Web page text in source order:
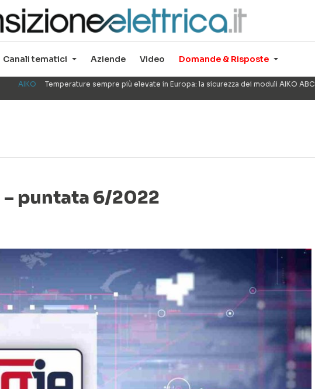
Canali tematici Aziende Video Domande & Risposte
AIKO Temperature sempre più elevate in Europa: la sicurezza dei moduli AIKO ABC
– puntata 6/2022